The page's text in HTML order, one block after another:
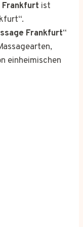
Frankfurt ist
Frankfurt“
einheimischen